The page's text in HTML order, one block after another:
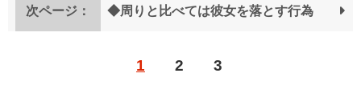
次ページ： ◆周りと比べては彼女を落とす行為
1 2 3